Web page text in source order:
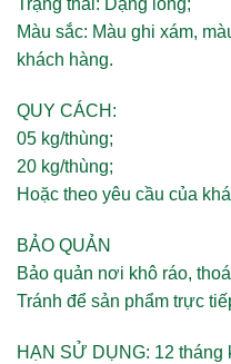
Trạng thái: Dạng lỏng;
Màu sắc: Màu ghi xám,
khách hàng.
QUY CÁCH:
05 kg/thùng;
20 kg/thùng;
Hoặc theo yêu cầu của
BẢO QUẢN
Bảo quản nơi khô ráo,
Tránh để sản phẩm trực
HẠN SỬ DỤNG: 12 tháng